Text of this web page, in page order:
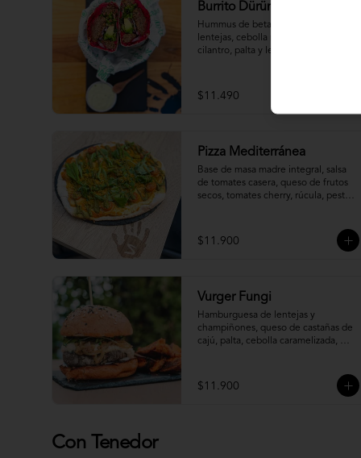
Burrito Dürüm
Hummus de betarraga, faláfel de
lentejas, cebolla morada encurtida,
cilantro, palta y lechuga.
$11.490
Pizza Mediterránea
Base de masa madre integral, salsa
de tomates casera, queso de frutos
secos, tomates cherry, rúcula, pesto
$11.900
Vurger Fungi
Hamburguesa de lentejas y
champiñones, queso de castañas de
cajú, palta, cebolla caramelizada,
integral. Acompañada de Veganesa
Sapiens (va aparte)
$11.900
Con Tenedor